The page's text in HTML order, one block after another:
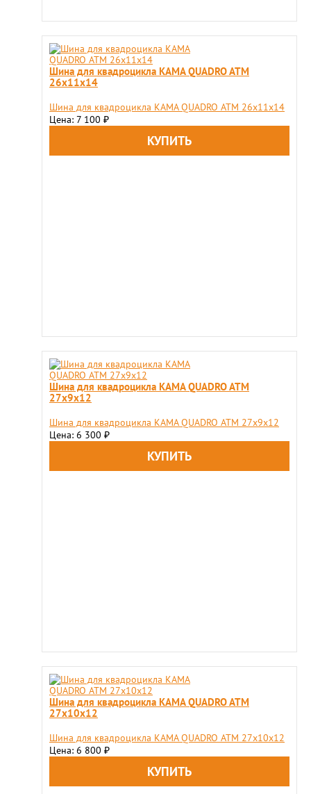
Шина для квадроцикла KAMA QUADRO ATM
26х11х14
Шина для квадроцикла KAMA QUADRO ATM 26х11х14
Цена: 7 100 ₽
Шина для квадроцикла KAMA QUADRO ATM
27х9х12
Шина для квадроцикла KAMA QUADRO ATM 27х9х12
Цена: 6 300 ₽
Шина для квадроцикла KAMA QUADRO ATM
27х10х12
Шина для квадроцикла KAMA QUADRO ATM 27х10х12
Цена: 6 800 ₽